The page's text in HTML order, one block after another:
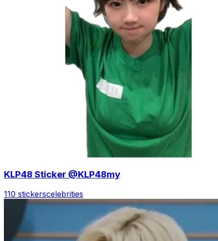
KLP48 Sticker @KLP48my
110 stickerscelebrities